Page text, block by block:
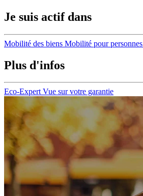
Je suis actif dans
Mobilité des biens Mobilité pour personnes
Plus d'infos
Eco-Expert Vue sur votre garantie